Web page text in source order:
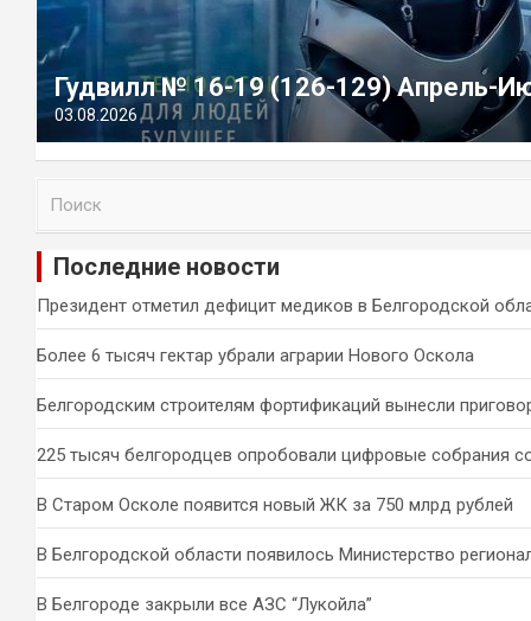
Гудвилл № 16-19 (126-129) Апрель-
03.08.2026
и
Последние новости
Президент отметил дефицит медиков в Белгородской
Более 6 тысяч гектар убрали аграрии Нового Оскола
Белгородским строителям фортификаций вынесли
225 тысяч белгородцев опробовали цифровые собрания
В Старом Осколе появится новый ЖК за 750 млрд рублей
В Белгородской области появилось Министерство
В Белгороде закрыли все АЗС “Лукойла”